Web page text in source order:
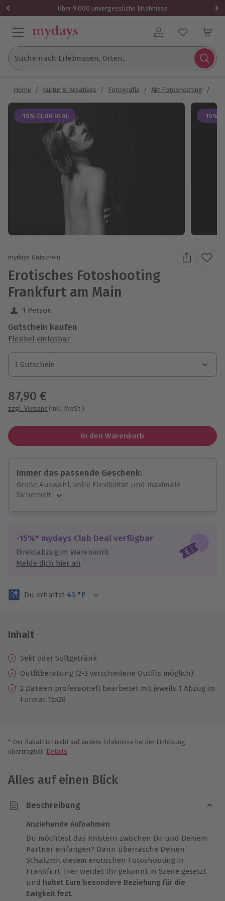
Über 9.000 unvergessliche Erlebnisse
Benutzerkonto
Suche nach Erlebnissen, Orten...
Home / Kultur & Kreatives / Fotografie / Akt Fotoshooting /
-15% CLUB DEAL -15%
mydays Gutschein
Erotisches Fotoshooting
Frankfurt am Main
1 Person
Gutschein kaufen
Flexibel einlösbar
1 Gutschein
1 Gutschein
1 Gutschein
87,90 €
zzgl. Versand (inkl. MwSt.)
In den Warenkorb
Immer das passende Geschenk:
Große Auswahl, volle Flexibilität und maximale
Sicherheit
Jeder Gutschein für alle Erlebnisse einlösbar.
Maximale Sicherheit
3 Jahre gültig & verlängerbar.
-15%* mydays Club Deal verfügbar
Direktabzug im Warenkorb
Melde dich hier an
Du erhältst 43 °P
Inhalt
Sekt oder Softgetränk
Outfitberatung (2-3 verschiedene Outfits möglich)
2 Dateien professionell bearbeitet mit jeweils 1 Abzug im
Format 15x20
* Der Rabatt ist nicht auf andere Erlebnisse bei der Einlösung
übertragbar. Details
Alles auf einen Blick
Beschreibung
Anziehende Aufnahmen
Du möchtest das Knistern zwischen Dir und Deinem
Partner einfangen? Dann überrasche Deinen
Schatzmit diesem erotischen Fotoshooting in
Frankfurt. Hier werdet Ihr gekonnt in Szene gesetzt
und haltet Eure besondere Beziehung für die
Ewigkeit fest.